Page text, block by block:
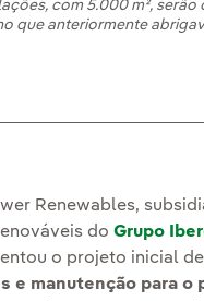
com 5.000 m², serão
que anteriormente
Renewables,
do Grupo
o projeto inicial
e manutenção para o